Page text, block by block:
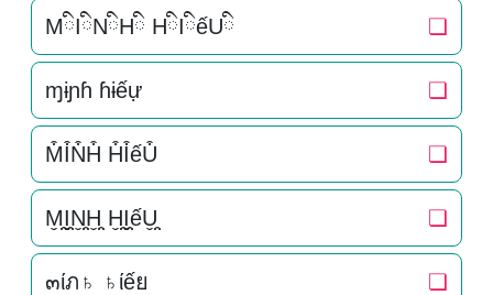
MིIིNིHི HིIིếUི ❏
ɱɨɲɦ ɦɨếự ❏
M͒I͒N͒H͒ H͒I͒ếU͒ ❏
M̬̤̯I̬̤̯N̬̤̯H̬̤̯ H̬̤̯I̬̤̯ếU̬̤̯ ❏
๓ίภ♄ ♄ίếย ❏